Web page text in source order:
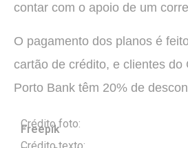
contar com o apoio de um
O pagamento dos planos é
cartão de crédito, e clientes do
Porto Bank têm 20% de
Crédito foto:
Freepik